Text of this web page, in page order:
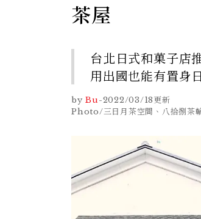
茶屋
台北日式和菓子店
用出國也能有置身
by Bu-2022/03/18更新
Photo/三日月茶空間、八拾捌茶